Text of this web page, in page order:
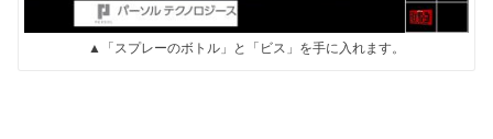
▲「スプレーのボトル」と「ビス」を手に入れます。